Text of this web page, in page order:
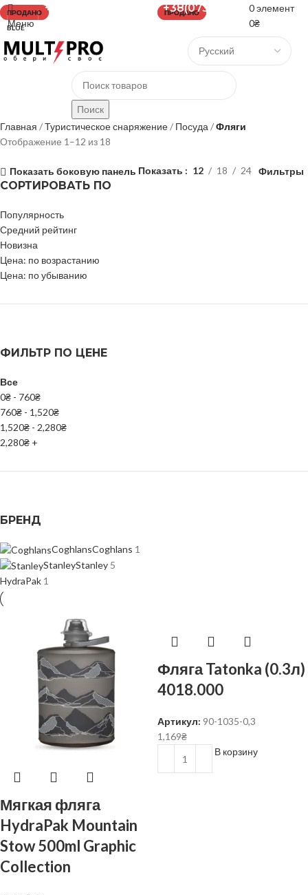
Меню
+38(067)-204-10-90 +38(073)-403-
50-74
0элемент
0₴
Поиск
Главная
Туристическое снаряжение Посуда
Фляги
Отображение 1–12 из 18
Показать боковую панель Показать 12 18 24 Фильтры
СОРТИРОВАТЬ ПО
Популярность
Средний рейтинг
Новизна
Цена: по возрастанию
Цена: по убыванию
ФИЛЬТР ПО ЦЕНЕ
Все
0₴ - 760₴
760₴ - 1,520₴
1,520₴ - 2,280₴
2,280₴ +
БРЕНД
CoghlansCoghlans 1
StanleyStanley 5
HydraPak 1
BLACK
BLUE
GREEN
RED
Мягкая фляга
HydraPak Mountain
Stow 500ml Graphic
Collection
Фляга Tatonka (0.3л)
4018.000
Артикул: 90-1035-0,3
1,169₴
В корзину
ПРОДАНО ПРОДАНО
ПРОДАНО ПРОДАНО
ПРОДАНО ПРОДАНО